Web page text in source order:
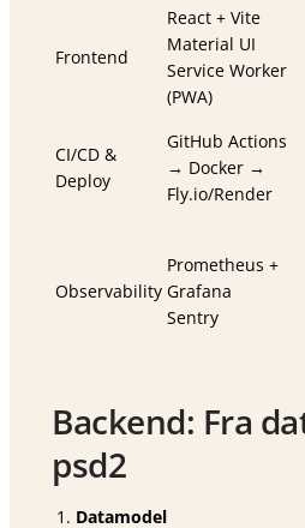
Frontend
React + Vite
Material UI
Service Worker
(PWA)
CI/CD &
Deploy
GitHub Actions
→ Docker →
Fly.io/Render
Observability
Prometheus +
Grafana
Sentry
Backend: Fra
psd2
Datamodel